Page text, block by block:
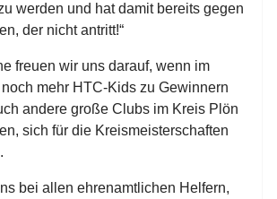
werden und hat damit bereits gegen
der nicht antritt!“
freuen wir uns darauf, wenn im
mehr HTC-Kids zu Gewinnern
andere große Clubs im Kreis Plön
sich für die Kreismeisterschaften
bei allen ehrenamtlichen Helfern,